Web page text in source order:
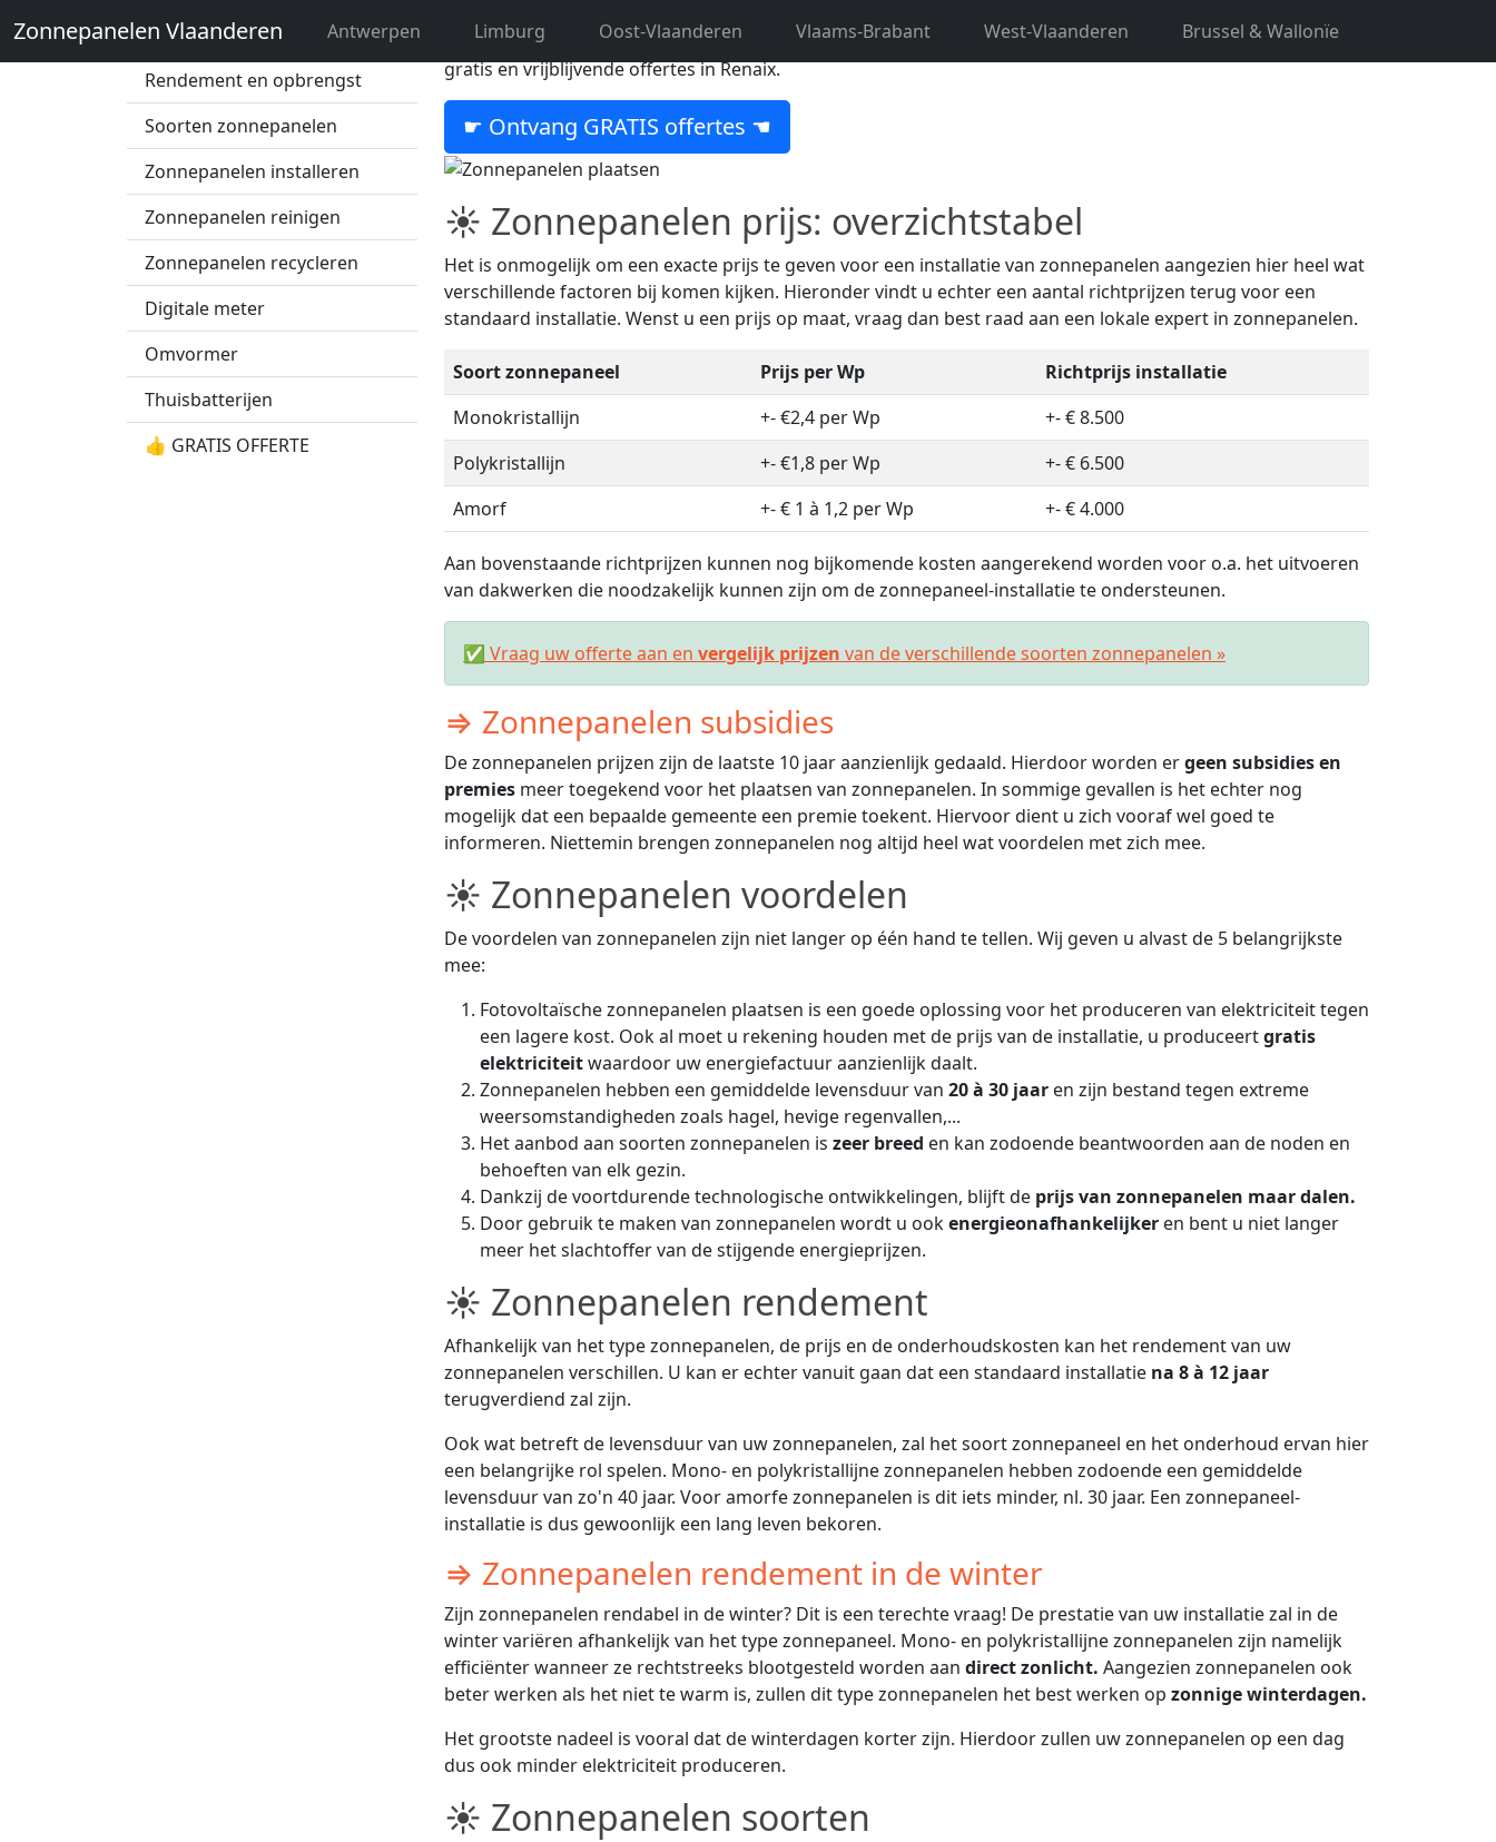
Zonnepanelen Vlaanderen Antwerpen Limburg Oost-Vlaanderen Vlaams-Brabant West-Vlaanderen Brussel & Wallonïe
Zonnepanelen prijs
Rendement en opbrengst
Soorten zonnepanelen
Zonnepanelen installeren
Zonnepanelen reinigen
Zonnepanelen recycleren
Digitale meter
Omvormer
Thuisbatterijen
👍 GRATIS OFFERTE
Bent u op zoek naar een ervaren zonne-expert uit Renaix? Dan bent u hier aan het juiste adres. Ontvang tot 5
gratis en vrijblijvende offertes in Renaix.
☛ Ontvang GRATIS offertes ☚
☀ Zonnepanelen prijs: overzichtstabel
Het is onmogelijk om een exacte prijs te geven voor een installatie van zonnepanelen aangezien hier heel wat
verschillende factoren bij komen kijken. Hieronder vindt u echter een aantal richtprijzen terug voor een
standaard installatie. Wenst u een prijs op maat, vraag dan best raad aan een lokale expert in zonnepanelen.
Soort zonnepaneel Prijs per Wp
Richtprijs installatie
Monokristallijn
+- €2,4 per Wp
+- € 8.500
Polykristallijn
+- €1,8 per Wp
+- € 6.500
Amorf
+- € 1 à 1,2 per Wp +- € 4.000
Aan bovenstaande richtprijzen kunnen nog bijkomende kosten aangerekend worden voor o.a. het uitvoeren
van dakwerken die noodzakelijk kunnen zijn om de zonnepaneel-installatie te ondersteunen.
✅ Vraag uw offerte aan en vergelijk prijzen van de verschillende soorten zonnepanelen »
⇒ Zonnepanelen subsidies
De zonnepanelen prijzen zijn de laatste 10 jaar aanzienlijk gedaald. Hierdoor worden ergeen subsidies en
premies meer toegekend voor het plaatsen van zonnepanelen. In sommige gevallen is het echter nog
mogelijk dat een bepaalde gemeente een premie toekent. Hiervoor dient u zich vooraf wel goed te
informeren. Niettemin brengen zonnepanelen nog altijd heel wat voordelen met zich mee.
☀ Zonnepanelen voordelen
De voordelen van zonnepanelen zijn niet langer op één hand te tellen. Wij geven u alvast de 5 belangrijkste
mee:
Fotovoltaïsche zonnepanelen plaatsen is een goede oplossing voor het produceren van elektriciteit tegen
een lagere kost. Ook al moet u rekening houden met de prijs van de installatie, u produceertgratis
elektriciteitwaardoor uw energiefactuur aanzienlijk daalt.
Zonnepanelen hebben een gemiddelde levensduur van 20 à 30 jaar en zijn bestand tegen extreme
weersomstandigheden zoals hagel, hevige regenvallen,...
Het aanbod aan soorten zonnepanelen is zeer breed en kan zodoende beantwoorden aan de noden en
behoeften van elk gezin.
Dankzij de voortdurende technologische ontwikkelingen, blijft de prijs van zonnepanelen maar dalen.
Door gebruik te maken van zonnepanelen wordt u ookenergieonafhankelijker en bent u niet langer
meer het slachtoffer van de stijgende energieprijzen.
☀ Zonnepanelen rendement
Afhankelijk van het type zonnepanelen, de prijs en de onderhoudskosten kan het rendement van uw
zonnepanelen verschillen. U kan er echter vanuit gaan dat een standaard installatie na 8 à 12 jaar
terugverdiend zal zijn.
Ook wat betreft de levensduur van uw zonnepanelen, zal het soort zonnepaneel en het onderhoud ervan hier
een belangrijke rol spelen. Mono- en polykristallijne zonnepanelen hebben zodoende een gemiddelde
levensduur van zo'n 40 jaar. Voor amorfe zonnepanelen is dit iets minder, nl. 30 jaar. Een zonnepaneel-
installatie is dus gewoonlijk een lang leven bekoren.
⇒ Zonnepanelen rendement in de winter
Zijn zonnepanelen rendabel in de winter? Dit is een terechte vraag! De prestatie van uw installatie zal in de
winter variëren afhankelijk van het type zonnepaneel. Mono- en polykristallijne zonnepanelen zijn namelijk
efficiënter wanneer ze rechtstreeks blootgesteld worden aan direct zonlicht. Aangezien zonnepanelen ook
beter werken als het niet te warm is, zullen dit type zonnepanelen het best werken op zonnige winterdagen.
Het grootste nadeel is vooral dat de winterdagen korter zijn. Hierdoor zullen uw zonnepanelen op een dag
dus ook minder elektriciteit produceren.
☀ Zonnepanelen soorten